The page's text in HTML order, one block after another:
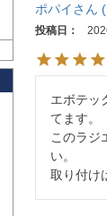
ポパイ
投稿日
エボテッ
てます。
このラジ
い。
取り付け